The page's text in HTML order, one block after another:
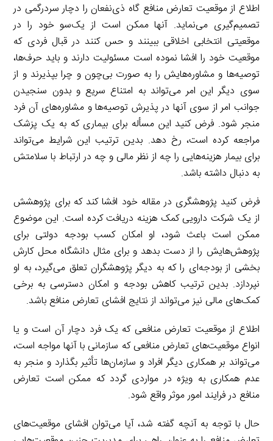
اطلاع از موقعیت تعارض منافع گاه ذی‌نفعان را دچار سردرگمی در
تصمیم‌گیری می‌نماید. آنها ممکن است از یک‌سو خود را در
موقعیتی انتخابی اخلاقی ببینند و حس کنند در قبال فردی که
موقعیت خود را افشا نموده است مسئولیت دارند و باید حرف‌ها،
توصیه‌ها و مشاوره‌هایش را به صورت بی‌چون و چرا بپذیرند و از
سوی دیگر این امر می‌تواند به امتناع سریع و بدون سنجیدن
جوانب امر از سوی آنها در پذیرش توصیه‌ها و مشاوره‌های آن فرد
منجر شود. فرض کنید این مسأله برای بیماری که به یک پزشک
مراجعه کرده است، رخ دهد. بدین ترتیب این شرایط می‌تواند
برای بیمار هزینه‌هایی را چه از نظر مالی و چه در ارتباط با سلامتش
به دنبال داشته باشد.
فرض کنید پژوهشگری در مقاله خود افشا کند که برای پژوهشش
از یک شرکت دارویی کمک هزینه دریافت کرده است. این موضوع
ممکن است باعث شود، او امکان کسب بودجه دولتی برای
پژوهش‌هایش را از دست بدهد و برای مثال دانشگاه محل کارش
بخشی از بودجه‌ای را که به دیگر پژوهشگران تعلق می‌گیرد، به او
نپردازد. بدین ترتیب کاهش بودجه و امکان دسترسی به برخی
کمک‌های مالی نیز می‌تواند از نتایج افشای تعارض منافع باشد.
اطلاع از موقعیت تعارض منافعی که یک فرد دچار آن است و یا
انواع موقعیت‌های تعارض منافعی که سازمانی با آنها مواجه است،
می‌تواند بر همکاری دیگر افراد و سازمان‌ها تأثیر بگذارد و منجر به
عدم همکاری به ویژه در مواردی گردد که ممکن است تعارض
منافع در فرایند امور موثر واقع شود.
حال با توجه به آنچه گفته شد، آیا می‌توان افشای موقعیت‌های